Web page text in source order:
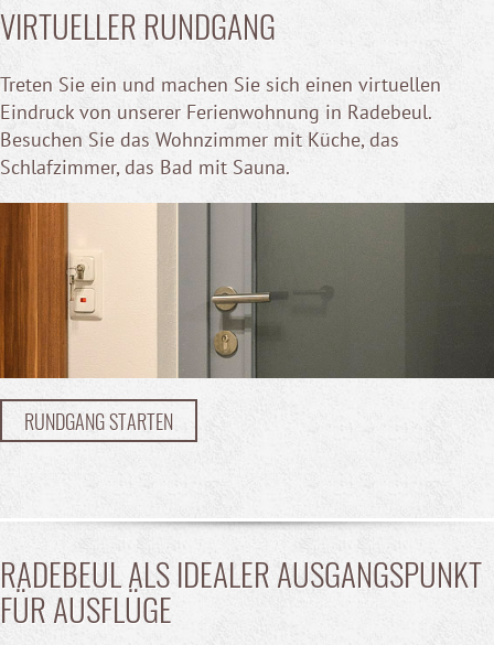
VIRTUELLER RUNDGANG
Treten Sie ein und machen Sie sich einen virtuellen
Eindruck von unserer Ferienwohnung in Radebeul.
Besuchen Sie das Wohnzimmer mit Küche, das
Schlafzimmer, das Bad mit Sauna.
RUNDGANG STARTEN
RADEBEUL ALS IDEALER AUSGANGSPUNKT
FÜR AUSFLÜGE